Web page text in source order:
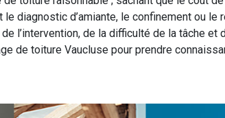
diagnostic d’amiante, le confinement ou le
l’intervention, de la difficulté de la tâche et
de toiture Vaucluse pour prendre